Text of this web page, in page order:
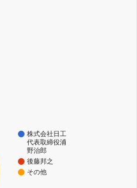
株式会社日工
代表取締役浦
野治郎
後藤邦之
その他